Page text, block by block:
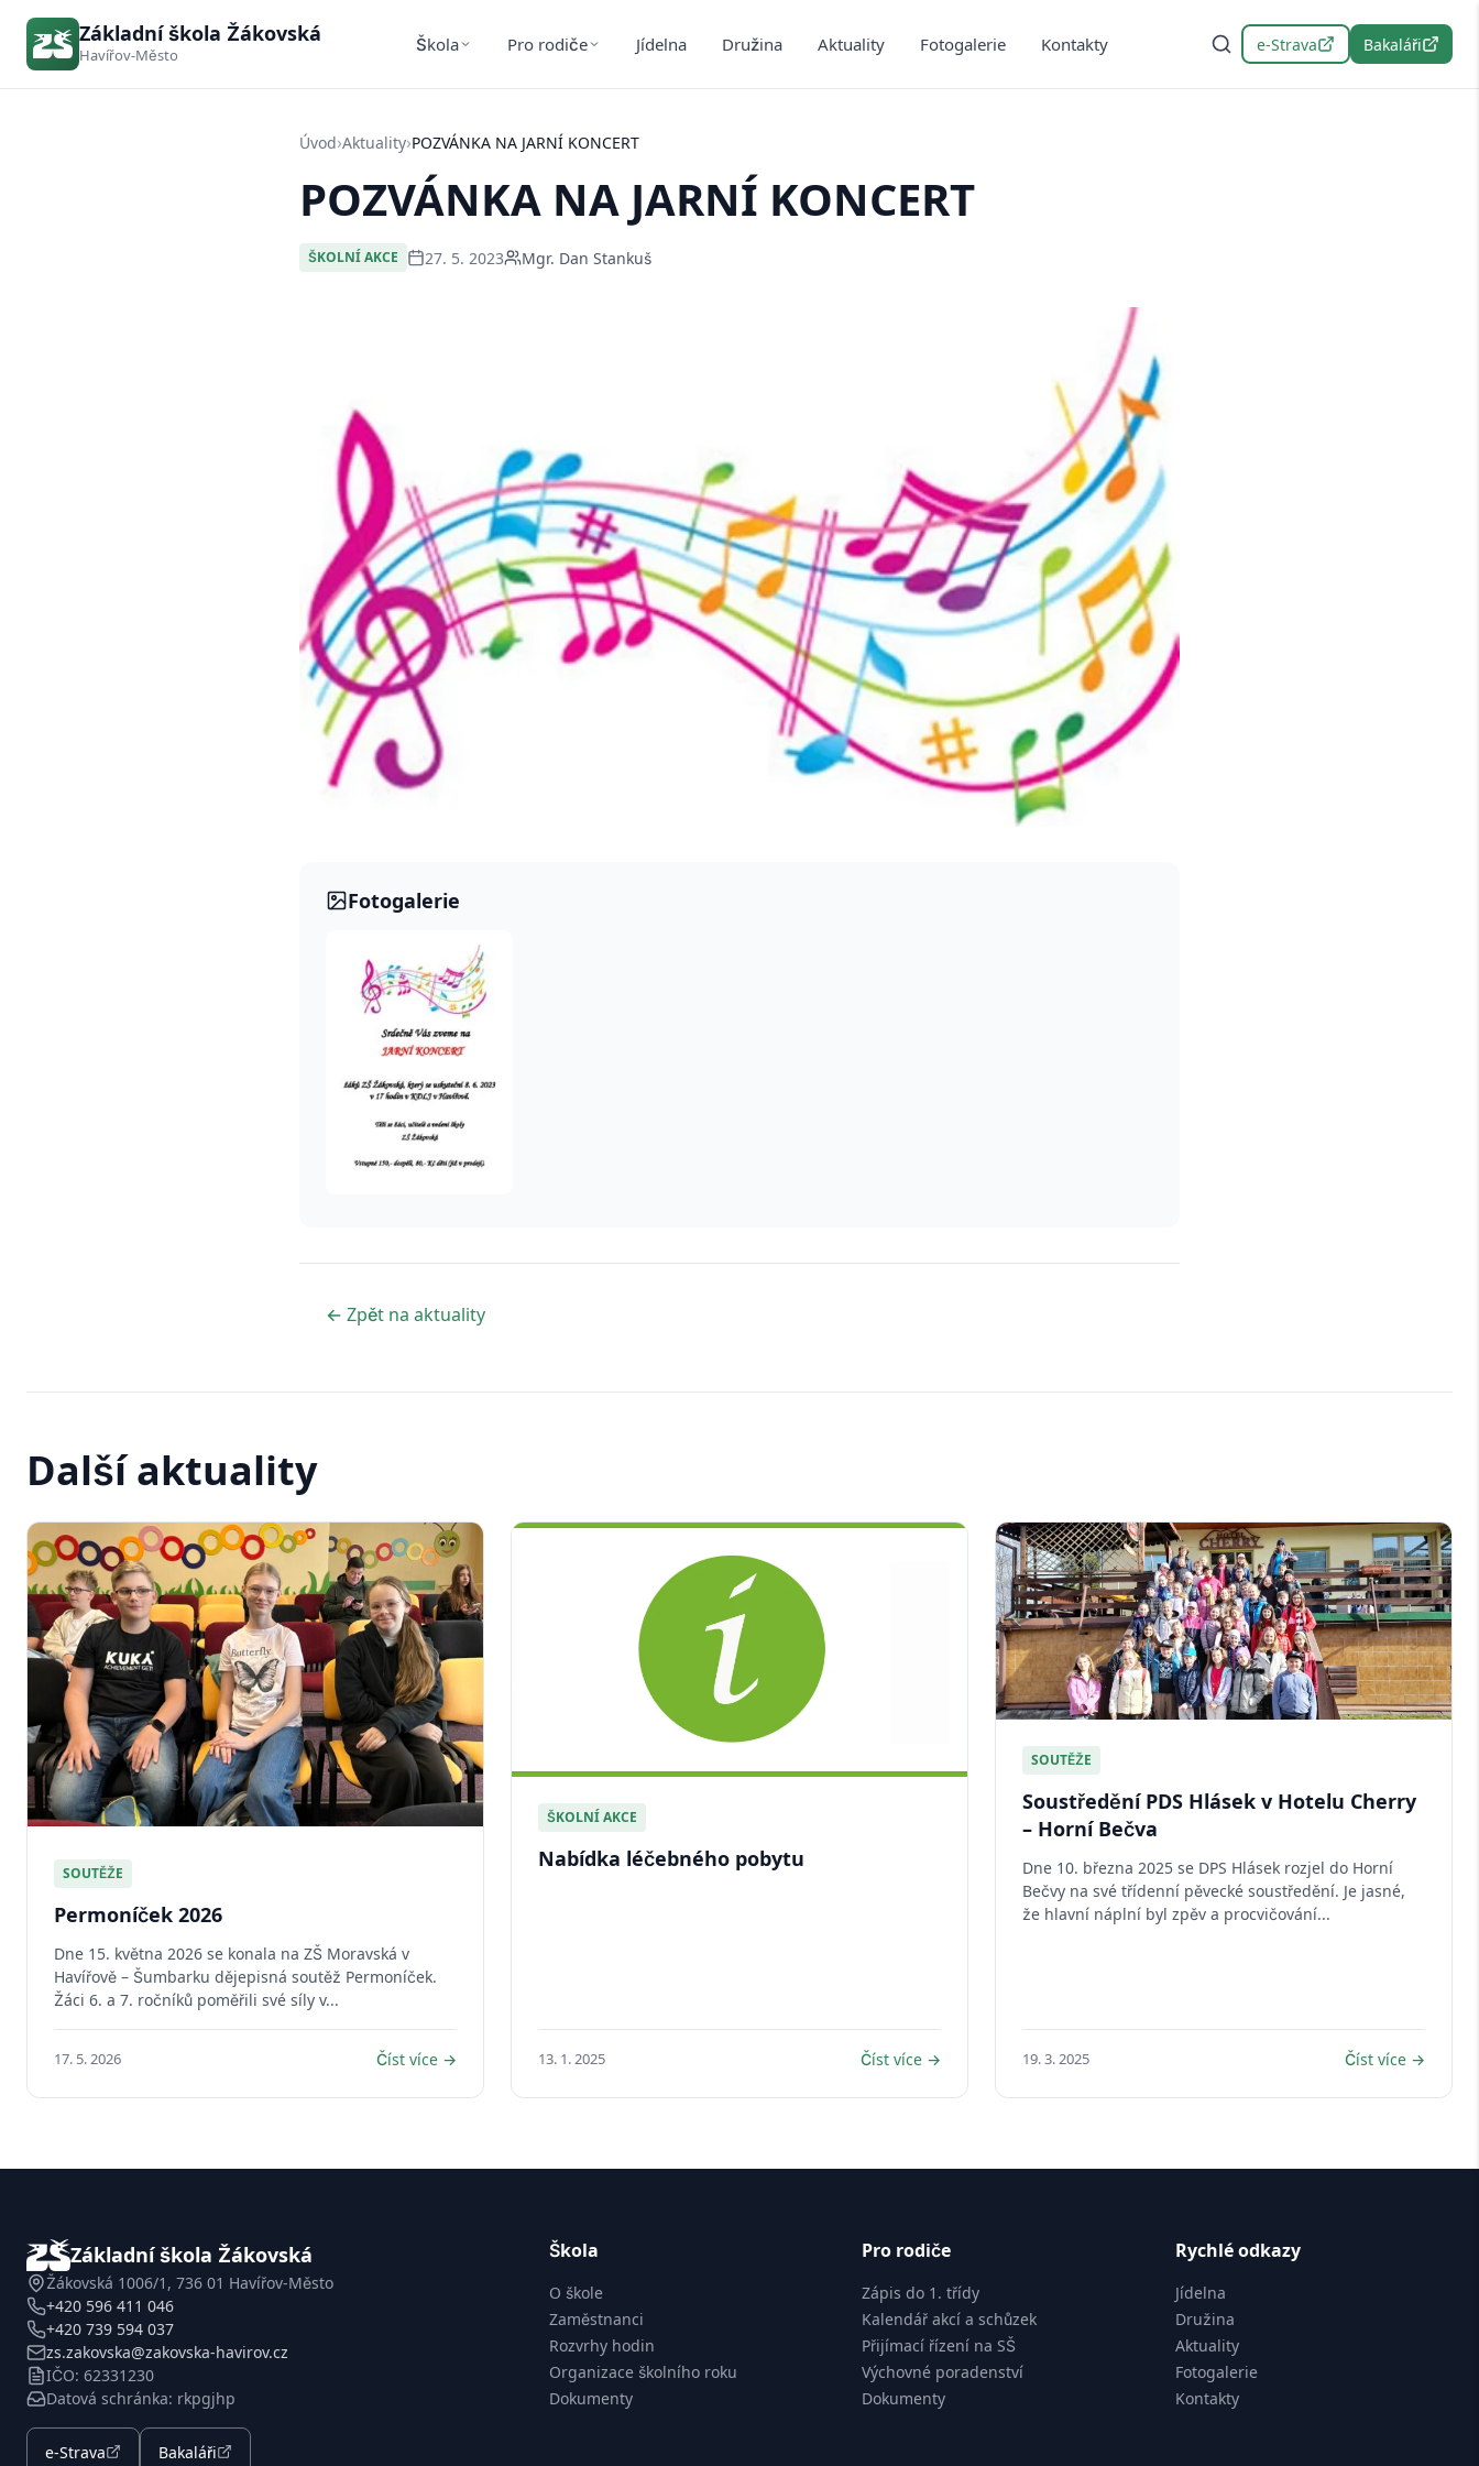
Základní škola Žákovská
Havířov-Město Škola Pro rodiče Jídelna Družina Aktuality Fotogalerie Kontakty e-Strava Bakaláři
Úvod›Aktuality›POZVÁNKA NA JARNÍ KONCERT
POZVÁNKA NA JARNÍ KONCERT
ŠKOLNÍ AKCE 27. 5. 2023 Mgr. Dan Stankuš
Fotogalerie
← Zpět na aktuality
Další aktuality
SOUTĚŽE
Permoníček 2026
Dne 15. května 2026 se konala na ZŠ Moravská v
Havířově – Šumbarku dějepisná soutěž Permoníček.
Žáci 6. a 7. ročníků poměřili své síly v...
17. 5. 2026 Číst více →
ŠKOLNÍ AKCE
Nabídka léčebného pobytu
13. 1. 2025 Číst více →
SOUTĚŽE
Soustředění PDS Hlásek v Hotelu Cherry
– Horní Bečva
Dne 10. března 2025 se DPS Hlásek rozjel do Horní
Bečvy na své třídenní pěvecké soustředění. Je jasné,
že hlavní náplní byl zpěv a procvičování...
19. 3. 2025 Číst více →
Základní škola Žákovská
Žákovská 1006/1, 736 01 Havířov-Město
+420 596 411 046
+420 739 594 037
zs.zakovska@zakovska-havirov.cz
IČO: 62331230
Datová schránka: rkpgjhp
e-Strava Bakaláři
Škola
O škole
Zaměstnanci
Rozvrhy hodin
Organizace školního roku
Dokumenty
Pro rodiče
Zápis do 1. třídy
Kalendář akcí a schůzek
Přijímací řízení na SŠ
Výchovné poradenství
Dokumenty
Rychlé odkazy
Jídelna
Družina
Aktuality
Fotogalerie
Kontakty